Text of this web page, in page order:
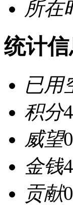
所在
统计
已用
积分4
威望0
金钱4
贡献0